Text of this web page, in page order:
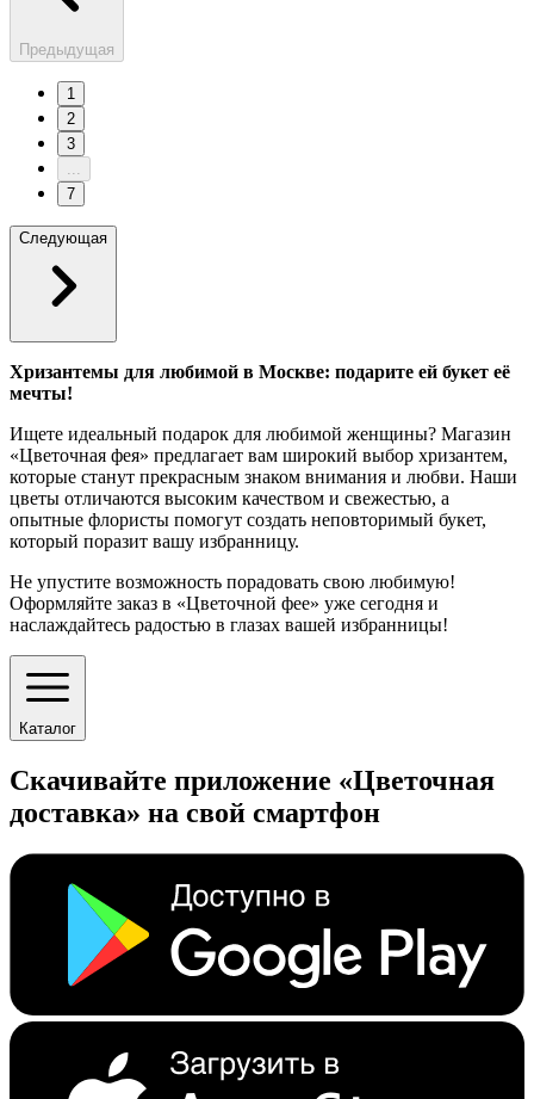
Предыдущая
1
2
3
...
7
Следующая
Хризантемы для любимой в Москве: подарите ей букет её
мечты!
Ищете идеальный подарок для любимой женщины? Магазин
«Цветочная фея» предлагает вам широкий выбор хризантем,
которые станут прекрасным знаком внимания и любви. Наши
цветы отличаются высоким качеством и свежестью, а
опытные флористы помогут создать неповторимый букет,
который поразит вашу избранницу.
Не упустите возможность порадовать свою любимую!
Оформляйте заказ в «Цветочной фее» уже сегодня и
наслаждайтесь радостью в глазах вашей избранницы!
Каталог
Скачивайте приложение «Цветочная
доставка» на свой смартфон